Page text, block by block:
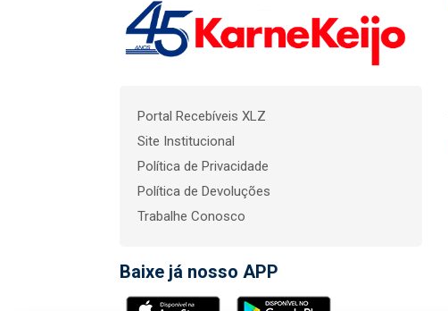
Portal Recebíveis XLZ
Site Institucional
Política de Privacidade
Política de Devoluções
Trabalhe Conosco
Baixe já nosso APP